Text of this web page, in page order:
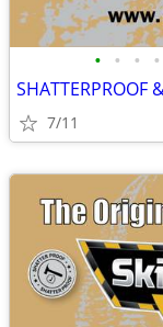
• • • •
7/11